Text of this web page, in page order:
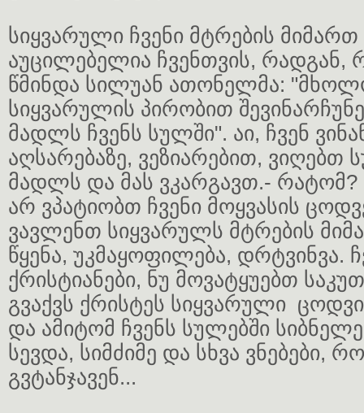
სიყვარული ჩვენი მტრების
აუცილებელია ჩვენთვის, რადგან,
წმინდა სილუან ათონელმა:
სიყვარულის პირობით
მადლს ჩვენს სულში". აი, ჩვენ
აღსარებაზე, ვეზიარებით, ვიღებთ
მადლს და მას ვკარგავთ.- რატომ?
არ ვპატიობთ ჩვენი მოყვასის
ვავლენთ სიყვარულს მტრების
წყენა, უკმაყოფილება, დრტვინვა.
ქრისტიანები, ნუ მოვატყუებთ
გვაქვს ქრისტეს სიყვარული
და ამიტომ ჩვენს სულებში
სევდა, სიმძიმე და სხვა ვნებები,
გვტანჯავენ...